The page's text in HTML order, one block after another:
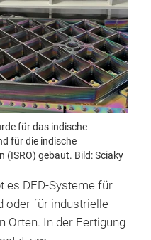
für das indische
für die indische
gebaut. Bild: Sciaky
es DED-Systeme für
oder für industrielle
Orten. In der Fertigung